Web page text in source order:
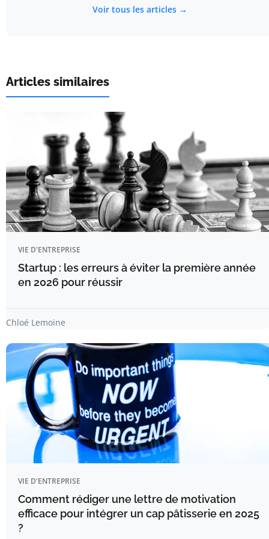
Voir tous les articles →
Articles similaires
VIE D'ENTREPRISE
Startup : les erreurs à éviter la première année
en 2026 pour réussir
Chloé Lemoine
VIE D'ENTREPRISE
Comment rédiger une lettre de motivation
efficace pour intégrer un cap pâtisserie en 2025
?